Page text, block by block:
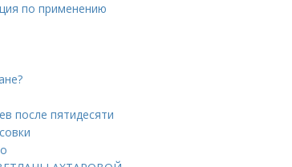
по применению
после пятидесяти